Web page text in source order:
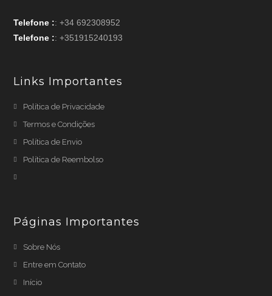
Telefone :: +34 692308952
Telefone :: +351915240193
Links Importantes
Política de Privacidade
Termos e Condições
Política de Envio
Política de Reembolso
Páginas Importantes
Sobre Nós
Entre em Contato
Início